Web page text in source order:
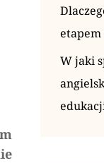
W jaki